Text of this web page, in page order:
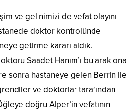
ve gelinimizi de vefat olayını
doktor kontrolünde
getirme kararı aldık.
Saadet Hanım’ı bularak ona
sonra hastaneye gelen Berrin ile
ve doktorlar tarafından
doğru Alper’in vefatının